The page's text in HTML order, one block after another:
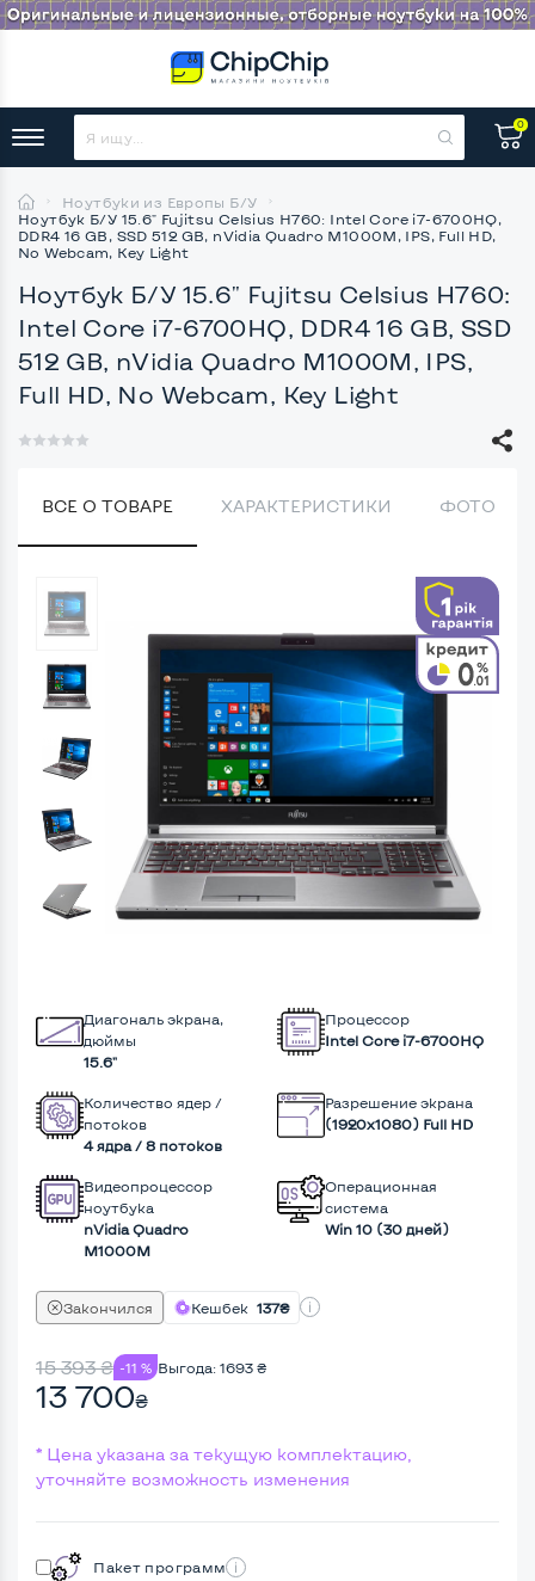
0
Ноутбуки из Европы Б/У
Ноутбук Б/У 15.6" Fujitsu Celsius H760: Intel Core i7-6700HQ,
DDR4 16 GB, SSD 512 GB, nVidia Quadro M1000M, IPS, Full HD,
No Webcam, Key Light
Ноутбук Б/У 15.6" Fujitsu Celsius H760:
Intel Core i7-6700HQ, DDR4 16 GB, SSD
512 GB, nVidia Quadro M1000M, IPS,
Full HD, No Webcam, Key Light
ВСЕ О ТОВАРЕ ХАРАКТЕРИСТИКИ ФОТО
Диагональ экрана,
дюймы
15.6"
Процессор
Intel Core i7-6700HQ
Количество ядер /
потоков
4 ядра / 8 потоков
Разрешение экрана
(1920х1080) Full HD
Видеопроцессор
ноутбука
nVidia Quadro
M1000M
Операционная
система
Win 10 (30 дней)
Закончился Кешбек 137₴
15 393₴ -11 % Выгода: 1693 ₴
13 700₴
* Цена указана за текущую комплектацию,
уточняйте возможность изменения
Пакет программ